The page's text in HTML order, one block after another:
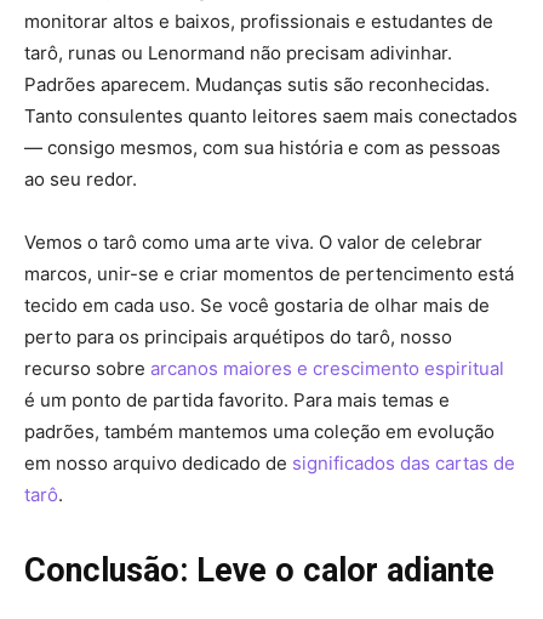
monitorar altos e baixos, profissionais e estudantes de
tarô, runas ou Lenormand não precisam adivinhar.
Padrões aparecem. Mudanças sutis são reconhecidas.
Tanto consulentes quanto leitores saem mais conectados
— consigo mesmos, com sua história e com as pessoas
ao seu redor.
Vemos o tarô como uma arte viva. O valor de celebrar
marcos, unir-se e criar momentos de pertencimento está
tecido em cada uso. Se você gostaria de olhar mais de
perto para os principais arquétipos do tarô, nosso
recurso sobre arcanos maiores e crescimento espiritual
é um ponto de partida favorito. Para mais temas e
padrões, também mantemos uma coleção em evolução
em nosso arquivo dedicado de significados das cartas de
tarô.
Conclusão: Leve o calor adiante